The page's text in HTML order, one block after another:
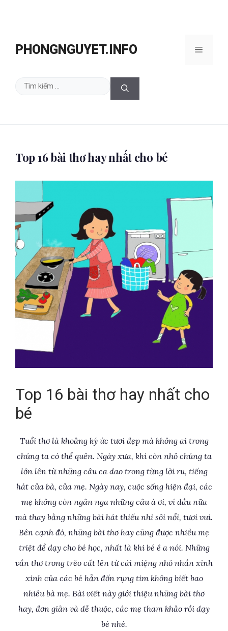
PHONGNGUYET.INFO Menu
Tìm
Top 16 bài thơ hay nhất cho bé
Top 16 bài thơ hay nhất cho
bé
Tuổi thơ là khoảng ký ức tươi đẹp mà không ai trong
chúng ta có thể quên. Ngày xưa, khi còn nhỏ chúng ta
lớn lên từ những câu ca dao trong từng lời ru, tiếng
hát của bà, của mẹ. Ngày nay, cuộc sống hiện đại, các
mẹ không còn ngân nga những câu à ơi, ví dầu nữa
mà thay bằng những bài hát thiếu nhi sôi nổi, tươi vui.
Bên cạnh đó, những bài thơ hay cũng được nhiều mẹ
triệt để dạy cho bé học, nhất là khi bé ê a nói. Những
vần thơ trong trẻo cất lên từ cái miệng nhỏ nhắn xinh
xinh của các bé hẳn đốn rụng tim không biết bao
nhiêu bà mẹ. Bài viết này giới thiệu những bài thơ
hay, đơn giản và dễ thuộc, các mẹ tham khảo rồi dạy
bé nhé.